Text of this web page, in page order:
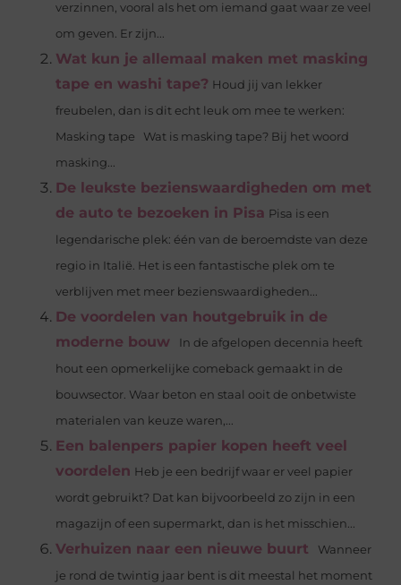
verzinnen, vooral als het om iemand gaat waar ze veel
om geven. Er zijn...
Wat kun je allemaal maken met masking
tape en washi tape? Houd jij van lekker
freubelen, dan is dit echt leuk om mee te werken:
Masking tape Wat is masking tape? Bij het woord
masking...
De leukste bezienswaardigheden om met
de auto te bezoeken in Pisa Pisa is een
legendarische plek: één van de beroemdste van deze
regio in Italië. Het is een fantastische plek om te
verblijven met meer bezienswaardigheden...
De voordelen van houtgebruik in de
moderne bouw
In de afgelopen decennia heeft
hout een opmerkelijke comeback gemaakt in de
bouwsector. Waar beton en staal ooit de onbetwiste
materialen van keuze waren,...
Een balenpers papier kopen heeft veel
voordelen Heb je een bedrijf waar er veel papier
wordt gebruikt? Dat kan bijvoorbeeld zo zijn in een
magazijn of een supermarkt, dan is het misschien...
Verhuizen naar een nieuwe buurt
Wanneer
je rond de twintig jaar bent is dit meestal het moment